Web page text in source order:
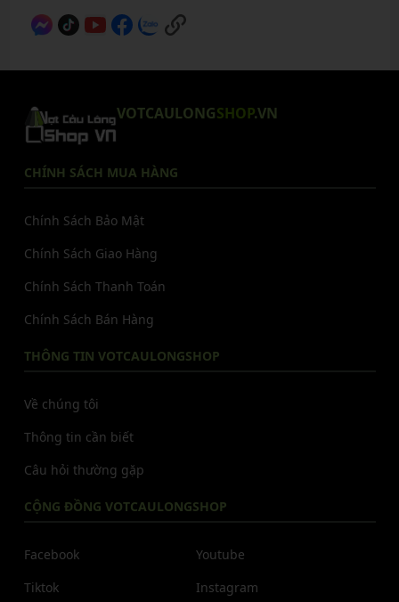
VOTCAULONGSHOP.VN
CHÍNH SÁCH MUA HÀNG
Chính Sách Bảo Mật
Chính Sách Giao Hàng
Chính Sách Thanh Toán
Chính Sách Bán Hàng
THÔNG TIN VOTCAULONGSHOP
Về chúng tôi
Thông tin cần biết
Câu hỏi thường gặp
CỘNG ĐỒNG VOTCAULONGSHOP
Facebook
Tiktok
Youtube
Instagram